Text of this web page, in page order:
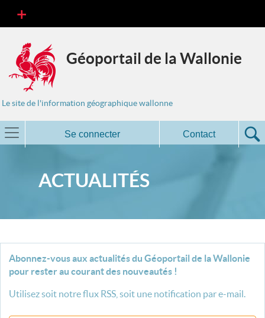
Géoportail de la Wallonie
Le site de l'information géographique wallonne
Se connecter Contact
ACTUALITÉS
Abonnez-vous aux actualités du Géoportail de la Wallonie
pour rester au courant des nouveautés !
Utilisez soit notre flux RSS, soit une notification par e-mail.